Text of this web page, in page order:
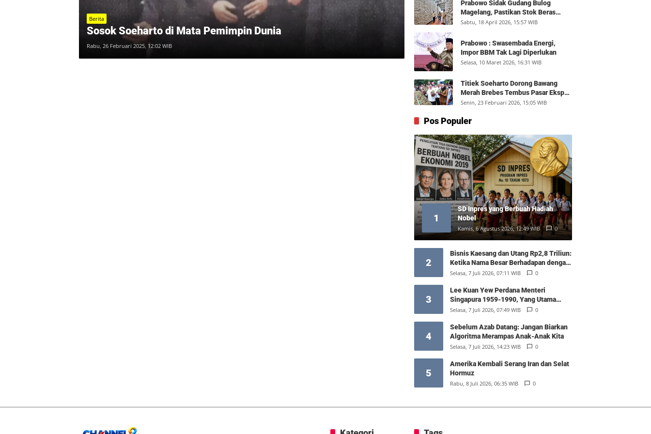
Berita
Sosok Soeharto di Mata Pemimpin Dunia
Rabu, 26 Februari 2025, 12:02 WIB
Prabowo Sidak Gudang Bulog
Magelang, Pastikan Stok Beras
Aman dan Distribusi Lancar
Sabtu, 18 April 2026, 15:57 WIB
Prabowo : Swasembada Energi,
Impor BBM Tak Lagi Diperlukan
Selasa, 10 Maret 2026, 16:31 WIB
Titiek Soeharto Dorong Bawang
Merah Brebes Tembus Pasar Ekspor,
Petani Bisa Untung Rp350 Juta per
Senin, 23 Februari 2026, 15:05 WIB
Pos Populer
1
SD Inpres yang Berbuah Hadiah
Nobel
Kamis, 6 Agustus 2026, 12:49 WIB 0
2
Bisnis Kaesang dan Utang Rp2,8 Triliun:
Ketika Nama Besar Berhadapan dengan
Hukum Pasar
Selasa, 7 Juli 2026, 07:11 WIB 0
3
Lee Kuan Yew Perdana Menteri
Singapura 1959-1990, Yang Utama
Diantara Yang Sederajat
Selasa, 7 Juli 2026, 07:49 WIB 0
4
Sebelum Azab Datang: Jangan Biarkan
Algoritma Merampas Anak-Anak Kita
Selasa, 7 Juli 2026, 14:23 WIB 0
5
Amerika Kembali Serang Iran dan Selat
Hormuz
Rabu, 8 Juli 2026, 06:35 WIB 0